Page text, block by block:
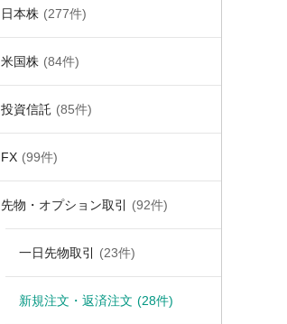
日本株 (277件)
米国株 (84件)
投資信託 (85件)
FX (99件)
先物・オプション取引 (92件)
一日先物取引 (23件)
新規注文・返済注文 (28件)